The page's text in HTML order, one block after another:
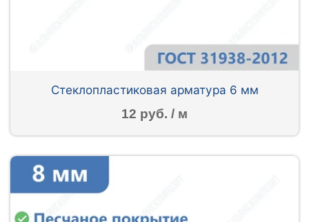
Стеклопластиковая арматура 6 мм
12 руб. / м